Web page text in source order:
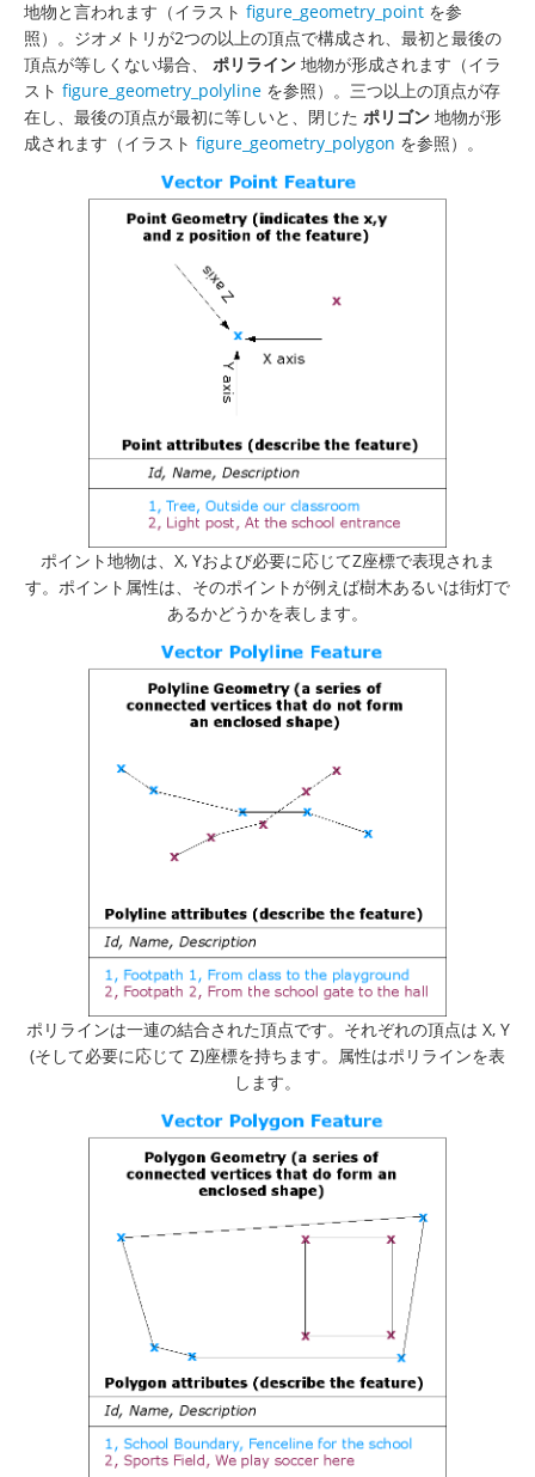
地物と言われます（イラスト figure_geometry_point を参
照）。ジオメトリが2つの以上の頂点で構成され、最初と最後の
頂点が等しくない場合、 ポリライン 地物が形成されます（イラ
スト figure_geometry_polyline を参照）。三つ以上の頂点が存
在し、最後の頂点が最初に等しいと、閉じた ポリゴン 地物が形
成されます（イラスト figure_geometry_polygon を参照）。
ポイント地物は、X, Yおよび必要に応じてZ座標で表現されま
す。ポイント属性は、そのポイントが例えば樹木あるいは街灯で
あるかどうかを表します。
ポリラインは一連の結合された頂点です。それぞれの頂点は X, Y
(そして必要に応じて Z)座標を持ちます。属性はポリラインを表
します。